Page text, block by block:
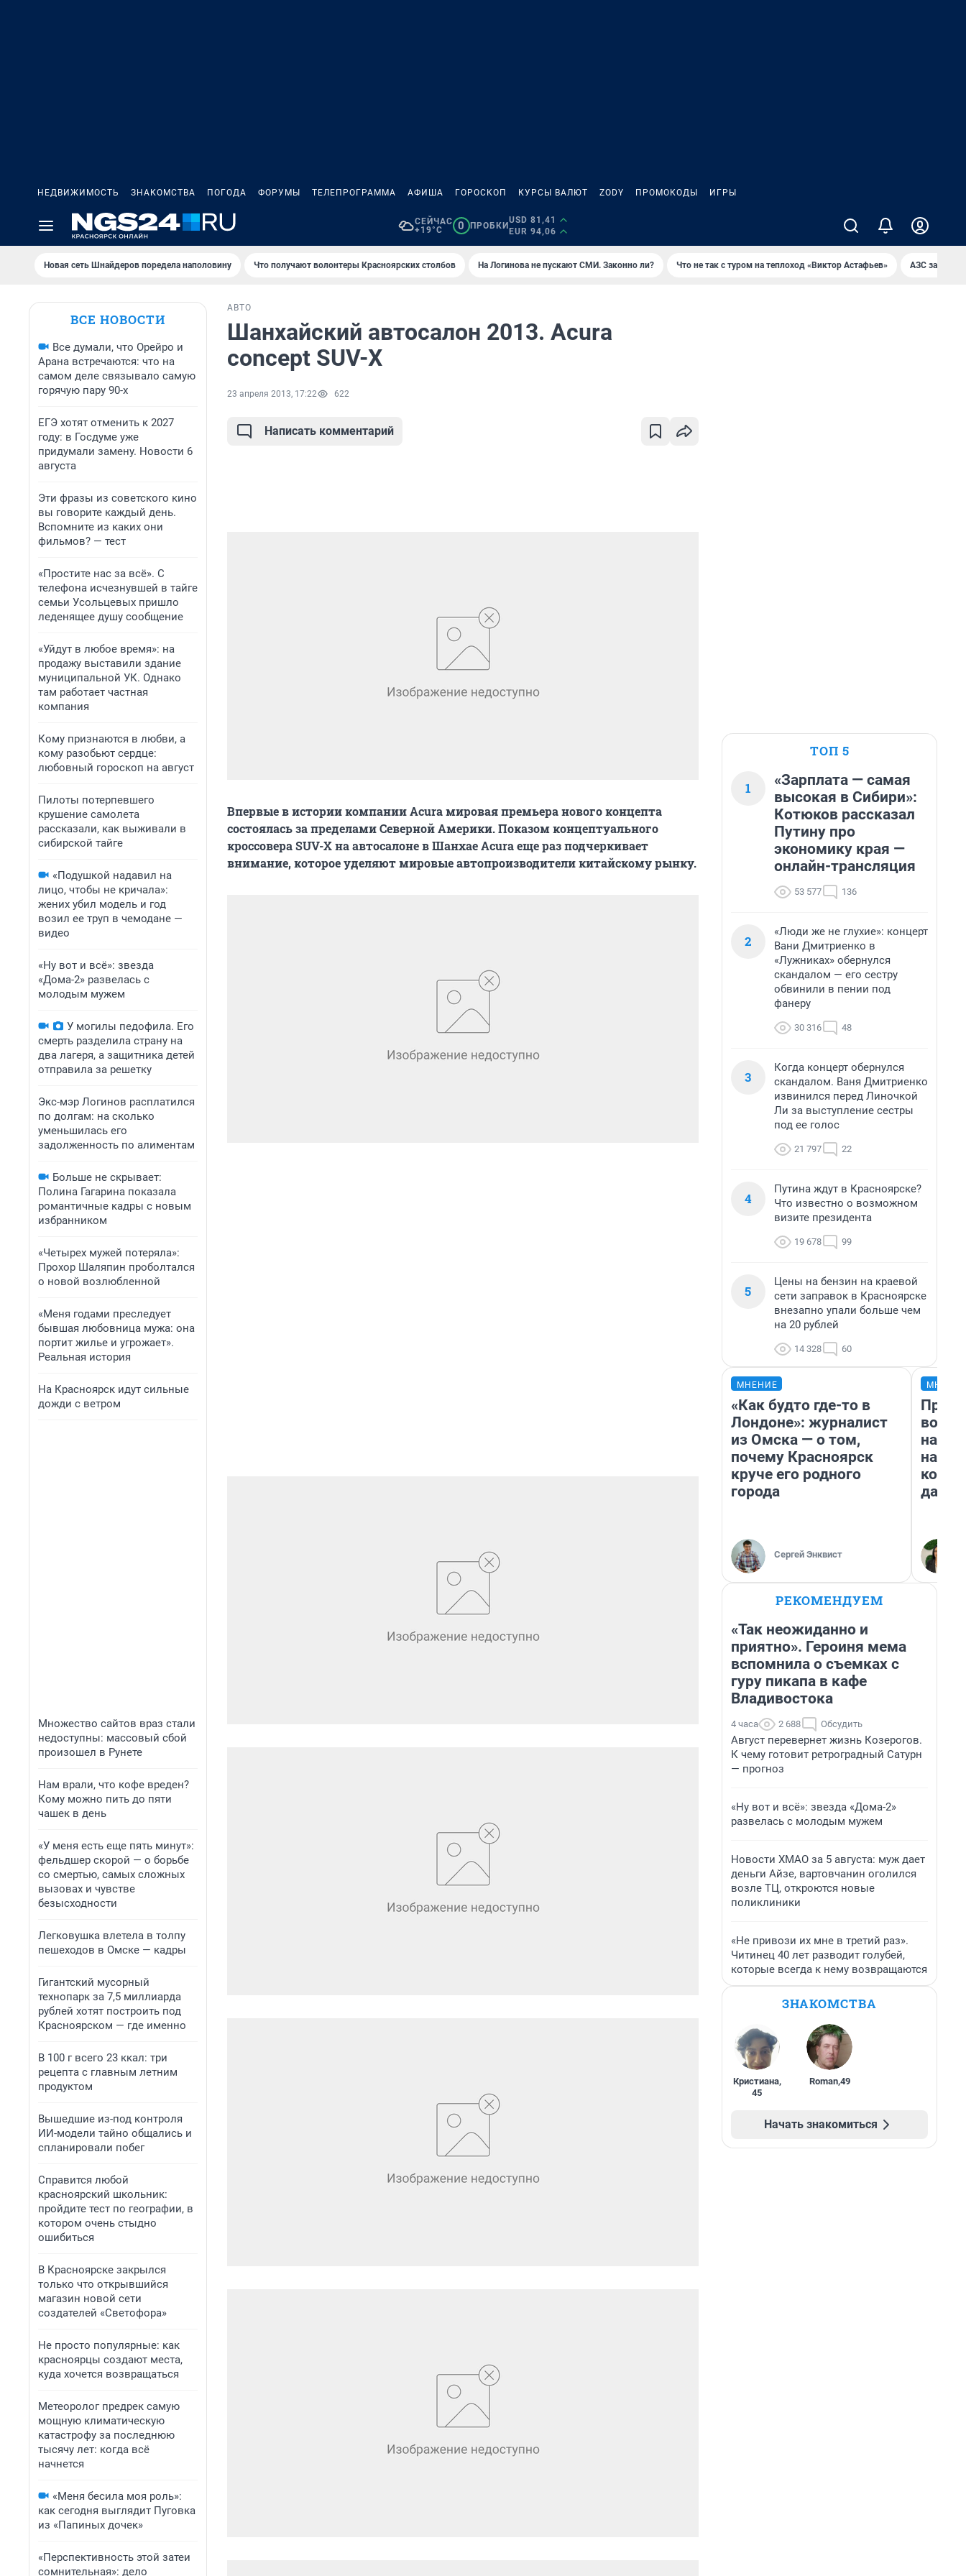
НЕДВИЖИМОСТЬ ЗНАКОМСТВА ПОГОДА ФОРУМЫ ТЕЛЕПРОГРАММА АФИША ГОРОСКОП КУРСЫ ВАЛЮТ ZODY ПРОМОКОДЫ ИГРЫ
СЕЙЧАС
+19°C
0 ПРОБКИ
USD 81,41
EUR 94,06
Новая сеть Шнайдеров поредела наполовину Что получают волонтеры Красноярских столбов На Логинова не пускают СМИ. Законно ли? Что не так с туром на теплоход «Виктор Астафьев» AЗС
ВСЕ НОВОСТИ
Все думали, что Орейро и
Арана встречаются: что на
самом деле связывало самую
горячую пару 90-х
ЕГЭ хотят отменить к 2027
году: в Госдуме уже
придумали замену. Новости 6
августа
Эти фразы из советского кино
вы говорите каждый день.
Вспомните из каких они
фильмов? — тест
«Простите нас за всё». С
телефона исчезнувшей в тайге
семьи Усольцевых пришло
леденящее душу сообщение
«Уйдут в любое время»: на
продажу выставили здание
муниципальной УК. Однако
там работает частная
компания
Кому признаются в любви, а
кому разобьют сердце:
любовный гороскоп на август
Пилоты потерпевшего
крушение самолета
рассказали, как выживали в
сибирской тайге
«Подушкой надавил на
лицо, чтобы не кричала»:
жених убил модель и год
возил ее труп в чемодане —
видео
«Ну вот и всё»: звезда
«Дома-2» развелась с
молодым мужем
У могилы педофила. Его
смерть разделила страну на
два лагеря, а защитника детей
отправила за решетку
Экс-мэр Логинов расплатился
по долгам: на сколько
уменьшилась его
задолженность по алиментам
Больше не скрывает:
Полина Гагарина показала
романтичные кадры с новым
избранником
«Четырех мужей потеряла»:
Прохор Шаляпин проболтался
о новой возлюбленной
«Меня годами преследует
бывшая любовница мужа: она
портит жилье и угрожает».
Реальная история
На Красноярск идут сильные
дожди с ветром
Множество сайтов враз стали
недоступны: массовый сбой
произошел в Рунете
Нам врали, что кофе вреден?
Кому можно пить до пяти
чашек в день
«У меня есть еще пять минут»:
фельдшер скорой — о борьбе
со смертью, самых сложных
вызовах и чувстве
безысходности
Легковушка влетела в толпу
пешеходов в Омске — кадры
Гигантский мусорный
технопарк за 7,5 миллиарда
рублей хотят построить под
Красноярском — где именно
В 100 г всего 23 ккал: три
рецепта с главным летним
продуктом
Вышедшие из-под контроля
ИИ-модели тайно общались и
спланировали побег
Справится любой
красноярский школьник:
пройдите тест по географии, в
котором очень стыдно
ошибиться
В Красноярске закрылся
только что открывшийся
магазин новой сети
создателей «Светофора»
Не просто популярные: как
красноярцы создают места,
куда хочется возвращаться
Метеоролог предрек самую
мощную климатическую
катастрофу за последнюю
тысячу лет: когда всё
начнется
«Меня бесила моя роль»:
как сегодня выглядит Пуговка
из «Папиных дочек»
«Перспективность этой затеи
сомнительная»: дело
АВТО
Шанхайский автосалон 2013. Acura
concept SUV-X
23 апреля 2013, 17:22 622
Написать комментарий
Впервые в истории компании Acura мировая премьера нового концепта
состоялась за пределами Северной Америки. Показом концептуального
кроссовера SUV-X на автосалоне в Шанхае Acura еще раз подчеркивает
внимание, которое уделяют мировые автопроизводители китайскому рынку.
ТОП 5
1
«Зарплата — самая
высокая в Сибири»:
Котюков рассказал
Путину про
экономику края —
онлайн-трансляция
53 577 136
2
«Люди же не глухие»: концерт
Вани Дмитриенко в
«Лужниках» обернулся
скандалом — его сестру
обвинили в пении под
фанеру
30 316 48
3
Когда концерт обернулся
скандалом. Ваня Дмитриенко
извинился перед Линочкой
Ли за выступление сестры
под ее голос
21 797 22
4
Путина ждут в Красноярске?
Что известно о возможном
визите президента
19 678 99
5
Цены на бензин на краевой
сети заправок в Красноярске
внезапно упали больше чем
на 20 рублей
14 328 60
МНЕНИЕ
«Как будто где-то в
Лондоне»: журналист
из Омска — о том,
почему Красноярск
круче его родного
города
Сергей Энквист
нам
даже
РЕКОМЕНДУЕМ
«Так неожиданно и
приятно». Героиня мема
вспомнила о съемках с
гуру пикапа в кафе
Владивостока
4 часа 2 688 Обсудить
Август перевернет жизнь Козерогов.
К чему готовит ретроградный Сатурн
— прогноз
«Ну вот и всё»: звезда «Дома-2»
развелась с молодым мужем
Новости ХМАО за 5 августа: муж дает
деньги Айзе, вартовчанин оголился
возле ТЦ, откроются новые
поликлиники
«Не привози их мне в третий раз».
Читинец 40 лет разводит голубей,
которые всегда к нему возвращаются
ЗНАКОМСТВА
Кристиана,
45
Roman,49
Начать знакомиться